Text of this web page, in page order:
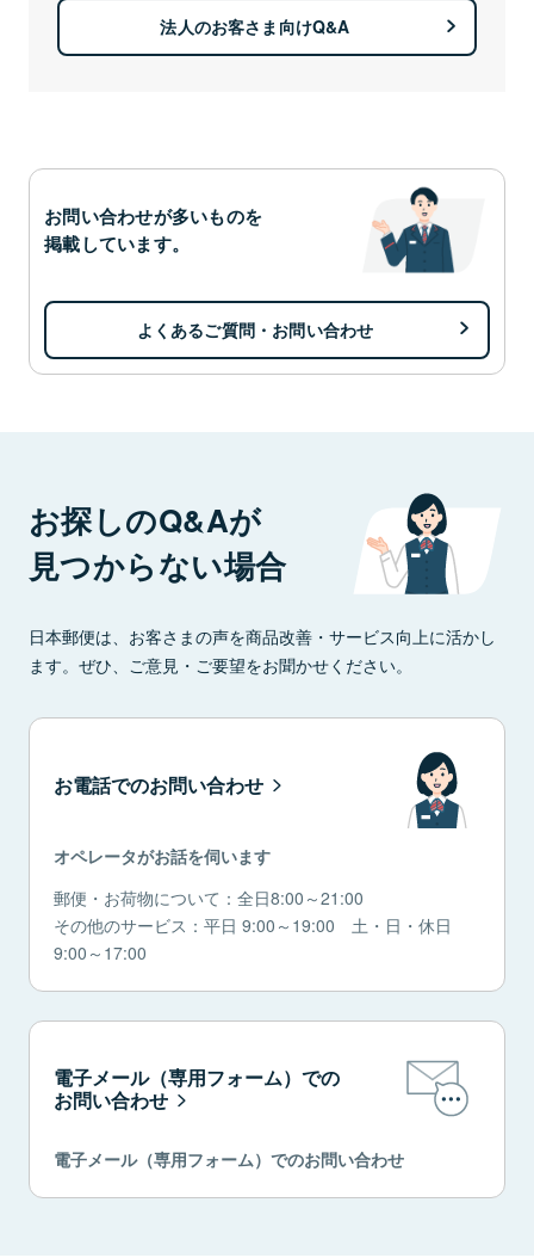
法人のお客さま向けQ&A
お問い合わせが多いものを
掲載しています。
よくあるご質問・お問い合わせ
お探しのQ&Aが
見つからない場合
日本郵便は、お客さまの声を商品改善・サービス向上に活かし
ます。ぜひ、ご意見・ご要望をお聞かせください。
お電話でのお問い合わせ
オペレータがお話を伺います
郵便・お荷物について：全日8:00～21:00
その他のサービス：平日 9:00～19:00 土・日・休日
9:00～17:00
電子メール（専用フォーム）での
お問い合わせ
電子メール（専用フォーム）でのお問い合わせ